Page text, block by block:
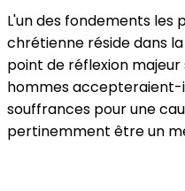
L'un des fondements les
chrétienne réside dans
point de réflexion majeur
hommes accepteraient-
souffrances pour une
pertinemment être un